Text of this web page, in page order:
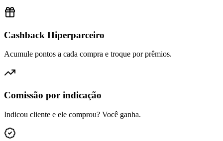
Cashback Hiperparceiro
Acumule pontos a cada compra e troque por prêmios.
Comissão por indicação
Indicou cliente e ele comprou? Você ganha.